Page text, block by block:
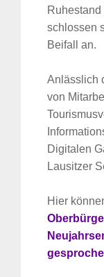
schlossen
Beifall an.
Anlässlich
von
Digitalen
Lausitzer
Hier